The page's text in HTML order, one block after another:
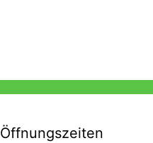
Öffnungszeiten